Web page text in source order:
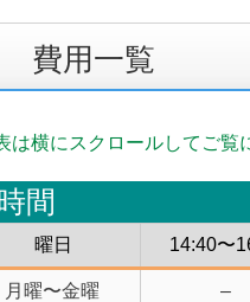
費用一覧
は横にスクロールしてご覧
間
曜日 14:40〜
月曜〜金曜 –